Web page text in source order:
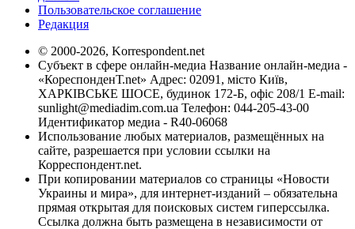
Пользовательское соглашение
Редакция
© 2000-2026, Korrespondent.net
Субъект в сфере онлайн-медиа Название онлайн-медиа -
«КореспонденТ.net» Адрес: 02091, місто Київ,
ХАРКІВСЬКЕ ШОСЕ, будинок 172-Б, офіс 208/1 E-mail:
sunlight@mediadim.com.ua Телефон: 044-205-43-00
Идентификатор медиа - R40-06068
Использование любых материалов, размещённых на
сайте, разрешается при условии ссылки на
Корреспондент.net.
При копировании материалов со страницы «Новости
Украины и мира», для интернет-изданий – обязательна
прямая открытая для поисковых систем гиперссылка.
Ссылка должна быть размещена в независимости от